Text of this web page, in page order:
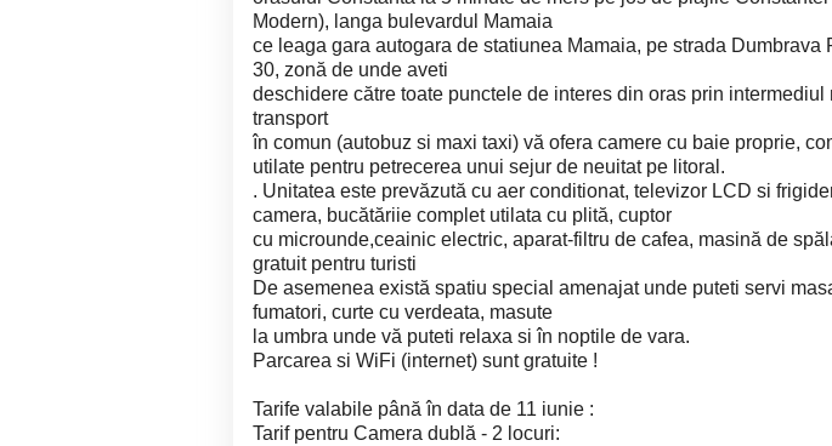
Modern), langa bulevardul Mamaia
ce leaga gara autogara de statiunea Mamaia, pe strada Dumbrava
30, zonă de unde aveti
deschidere către toate punctele de interes din oras prin
transport
în comun (autobuz si maxi taxi) vă ofera camere cu baie proprie,
utilate pentru petrecerea unui sejur de neuitat pe litoral.
. Unitatea este prevăzută cu aer conditionat, televizor LCD si
camera, bucătăriie complet utilata cu plită, cuptor
cu microunde,ceainic electric, aparat-filtru de cafea, masină de
gratuit pentru turisti
De asemenea există spatiu special amenajat unde puteti servi
fumatori, curte cu verdeata, masute
la umbra unde vă puteti relaxa si în noptile de vara.
Parcarea si WiFi (internet) sunt gratuite !
Tarife valabile până în data de 11 iunie :
Tarif pentru Camera dublă - 2 locuri: